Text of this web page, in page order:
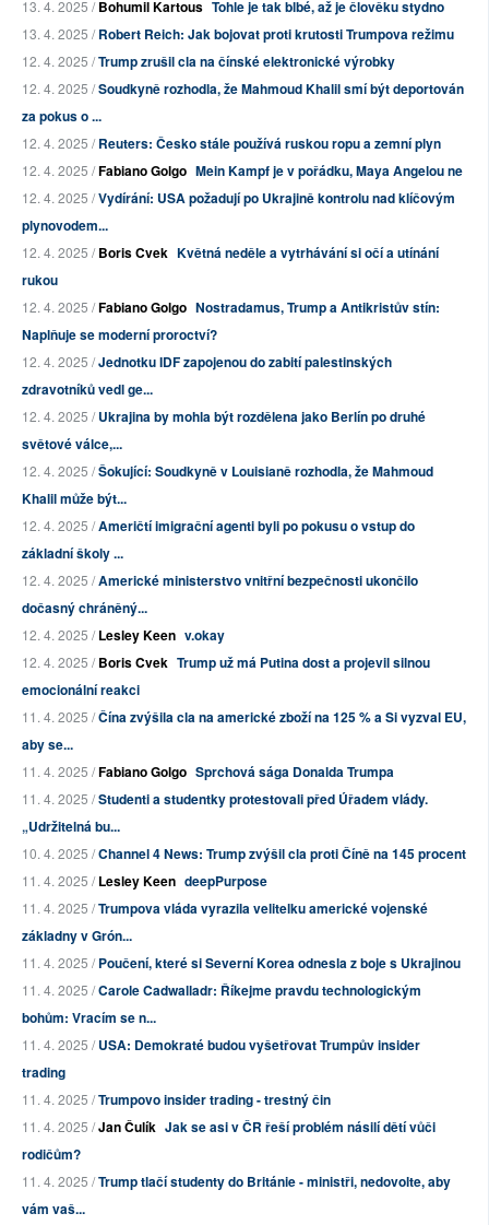
13. 4. 2025 /Bohumil Kartous Tohle je tak blbé, až je člověku stydno
13. 4. 2025 /Robert Reich: Jak bojovat proti krutosti Trumpova režimu
12. 4. 2025 /Trump zrušil cla na čínské elektronické výrobky
12. 4. 2025 /Soudkyně rozhodla, že Mahmoud Khalil smí být deportován
za pokus o ...
12. 4. 2025 /Reuters: Česko stále používá ruskou ropu a zemní plyn
12. 4. 2025 /Fabiano Golgo Mein Kampf je v pořádku, Maya Angelou ne
12. 4. 2025 /Vydírání: USA požadují po Ukrajině kontrolu nad klíčovým
plynovodem...
12. 4. 2025 /Boris Cvek Květná neděle a vytrhávání si očí a utínání
rukou
12. 4. 2025 /Fabiano Golgo Nostradamus, Trump a Antikristův stín:
Naplňuje se moderní proroctví?
12. 4. 2025 /Jednotku IDF zapojenou do zabití palestinských
zdravotníků vedl ge...
12. 4. 2025 /Ukrajina by mohla být rozdělena jako Berlín po druhé
světové válce,...
12. 4. 2025 /Šokující: Soudkyně v Louisianě rozhodla, že Mahmoud
Khalil může být...
12. 4. 2025 /Američtí imigrační agenti byli po pokusu o vstup do
základní školy ...
12. 4. 2025 /Americké ministerstvo vnitřní bezpečnosti ukončilo
dočasný chráněný...
12. 4. 2025 /Lesley Keen v.okay
12. 4. 2025 /Boris Cvek Trump už má Putina dost a projevil silnou
emocionální reakci
11. 4. 2025 /Čína zvýšila cla na americké zboží na 125 % a Si vyzval EU,
aby se...
11. 4. 2025 /Fabiano Golgo Sprchová sága Donalda Trumpa
11. 4. 2025 /Studenti a studentky protestovali před Úřadem vlády.
„Udržitelná bu...
10. 4. 2025 /Channel 4 News: Trump zvýšil cla proti Číně na 145 procent
11. 4. 2025 /Lesley Keen deepPurpose
11. 4. 2025 /Trumpova vláda vyrazila velitelku americké vojenské
základny v Grón...
11. 4. 2025 /Poučení, které si Severní Korea odnesla z boje s Ukrajinou
11. 4. 2025 /Carole Cadwalladr: Říkejme pravdu technologickým
bohům: Vracím se n...
11. 4. 2025 /USA: Demokraté budou vyšetřovat Trumpův insider
trading
11. 4. 2025 /Trumpovo insider trading - trestný čin
11. 4. 2025 /Jan Čulík Jak se asi v ČR řeší problém násilí dětí vůči
rodičům?
11. 4. 2025 /Trump tlačí studenty do Británie - ministři, nedovolte, aby
vám vaš...